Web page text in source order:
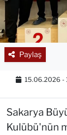
Paylaş
15.06.2026 -
Sakarya
Kulübü'nün